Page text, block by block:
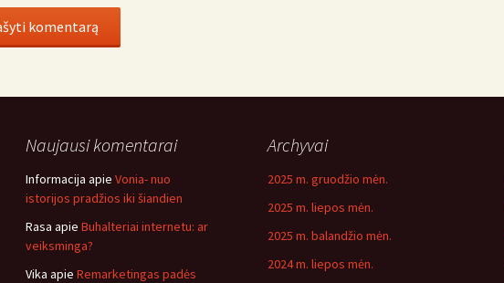
Naujausi komentarai
Informacija apie Vonia- nuo
istorijos pradžios iki šiandien
Rasa apie Buhalteriai internetu: ar
veiksminga?
Vika apie Remarketingas padės
Archyvai
2025 m. gruodžio mėn.
2025 m. liepos mėn.
2025 m. balandžio mėn.
2024 m. liepos mėn.